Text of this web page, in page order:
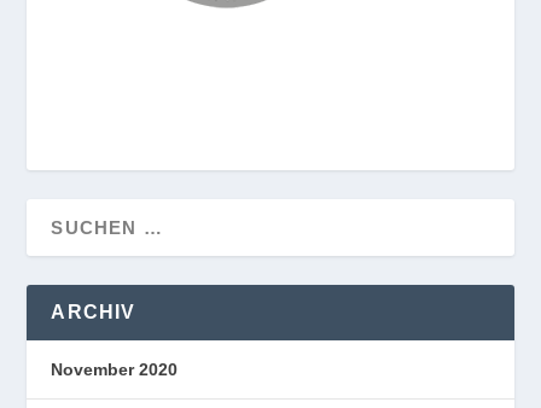
ARCHIV
November 2020